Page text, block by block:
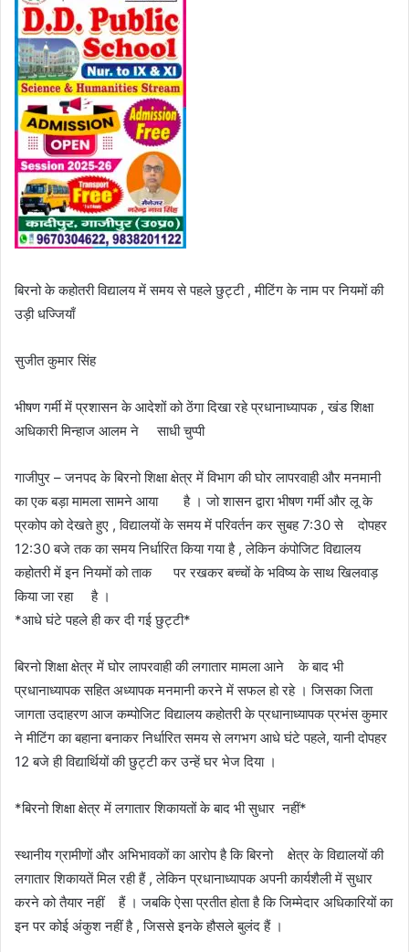
बिरनो के कहोतरी विद्यालय में समय से पहले छुट्टी , मीटिंग के नाम पर नियमों की
उड़ी धज्जियाँ
सुजीत कुमार सिंह
​भीषण गर्मी में प्रशासन के आदेशों को ठेंगा दिखा रहे प्रधानाध्यापक , खंड शिक्षा
अधिकारी मिन्हाज आलम ने साधी चुप्पी
​गाजीपुर – जनपद के बिरनो शिक्षा क्षेत्र में विभाग की घोर लापरवाही और मनमानी
का एक बड़ा मामला सामने आया है । जो शासन द्वारा भीषण गर्मी और लू के
प्रकोप को देखते हुए , विद्यालयों के समय में परिवर्तन कर सुबह 7:30 से दोपहर
12:30 बजे तक का समय निर्धारित किया गया है , लेकिन कंपोजिट विद्यालय
कहोतरी में इन नियमों को ताक पर रखकर बच्चों के भविष्य के साथ खिलवाड़
किया जा रहा है ।
*​आधे घंटे पहले ही कर दी गई छुट्टी*
बिरनो शिक्षा क्षेत्र में घोर लापरवाही की लगातार मामला आने के बाद भी
प्रधानाध्यापक सहित अध्यापक मनमानी करने में सफल हो रहे । जिसका जिता
जागता उदाहरण आज कम्पोजिट विद्यालय कहोतरी के प्रधानाध्यापक प्रभंस कुमार
ने मीटिंग का बहाना बनाकर निर्धारित समय से लगभग आधे घंटे पहले, यानी दोपहर
12 बजे ही विद्यार्थियों की छुट्टी कर उन्हें घर भेज दिया ।
*बिरनो शिक्षा क्षेत्र में लगातार ​शिकायतों के बाद भी सुधार नहीं*
​स्थानीय ग्रामीणों और अभिभावकों का आरोप है कि बिरनो क्षेत्र के विद्यालयों की
लगातार शिकायतें मिल रही हैं , लेकिन प्रधानाध्यापक अपनी कार्यशैली में सुधार
करने को तैयार नहीं हैं । जबकि ऐसा प्रतीत होता है कि जिम्मेदार अधिकारियों का
इन पर कोई अंकुश नहीं है , जिससे इनके हौसले बुलंद हैं ।